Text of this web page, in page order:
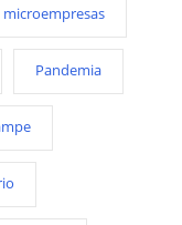
microempresas
Pandemia